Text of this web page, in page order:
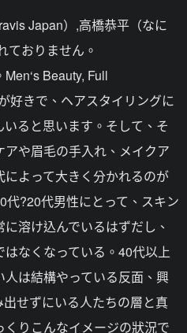
Japan）,高橋恭平（なに
ておりません。
Beauty, Full
好きで、ヘアスタイリングに
ると思います。そして、そ
や眉毛の手入れ、メイクア
よって大きく分かれるのが
?20代男性にとって、スキン
溶け込んでいるはずだし、
なくなっている。40代以上
は結構やっている反面、興
せずにいる人たちの層と真
りこんなイメージの狀況で